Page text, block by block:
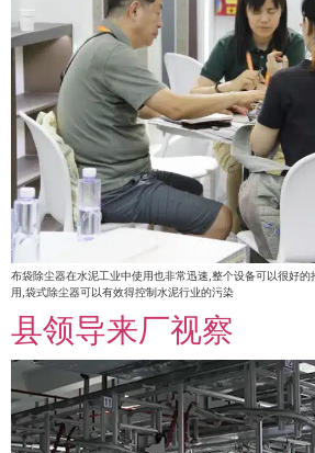
布袋除尘器在水泥工业中使用也非常迅速,整个设备可以很好
用,袋式除尘器可以有效得控制水泥行业的污染
县领导来厂视察